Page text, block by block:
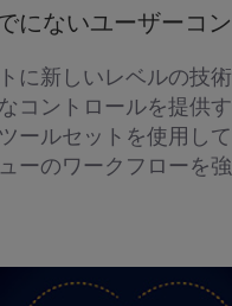
にないユーザーコ
に新しいレベルの技
コントロールを提供
ールセットを使用し
ーのワークフローを強